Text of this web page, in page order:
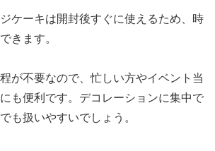
ケーキは開封後すぐに使えるため、時
きます。
が不要なので、忙しい方やイベント当
も便利です。デコレーションに集中で
も扱いやすいでしょう。